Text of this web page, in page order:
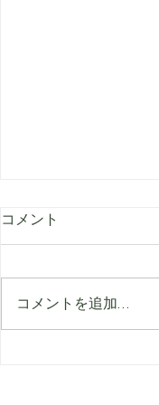
コメント
コメントを追加…